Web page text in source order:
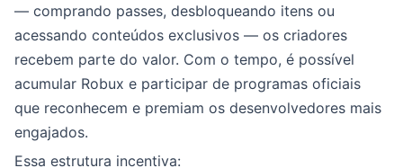
— comprando passes, desbloqueando itens ou
acessando conteúdos exclusivos — os criadores
recebem parte do valor. Com o tempo, é possível
acumular Robux e participar de programas oficiais
que reconhecem e premiam os desenvolvedores mais
engajados.
Essa estrutura incentiva: